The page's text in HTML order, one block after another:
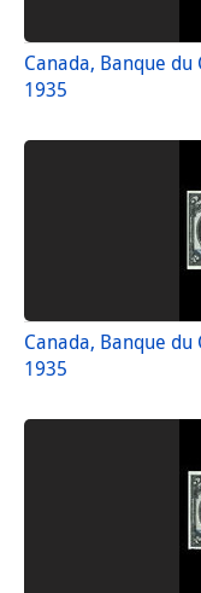
Canada, Banque
1935
Canada, Banque
1935